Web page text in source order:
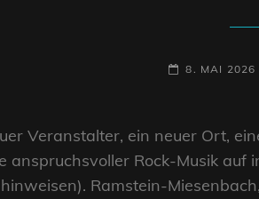
POSTED-
8. MAI 2026
Veranstalter, ein neuer Ort,
anspruchsvoller Rock-Musik auf
Ramstein-